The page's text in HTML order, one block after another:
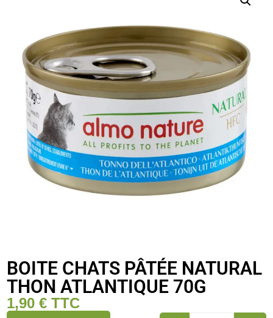
BOITE CHATS PÂTÉE NATURAL
THON ATLANTIQUE 70G
1,90€ TTC